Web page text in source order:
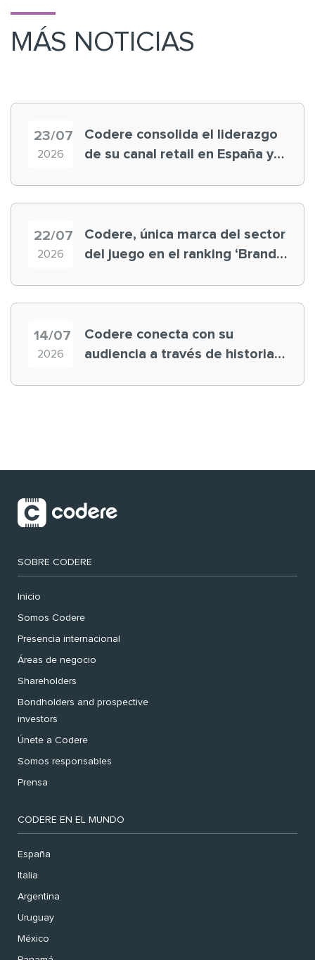
MÁS NOTICIAS
23/07
2026
Codere consolida el liderazgo
de su canal retail en España y
22/07
2026
Codere, única marca del sector
del juego en el ranking ‘Brand
14/07
2026
Codere conecta con su
audiencia a través de historias
SOBRE CODERE
Inicio
Somos Codere
Presencia internacional
Áreas de negocio
Shareholders
Bondholders and prospective
investors
Únete a Codere
Somos responsables
Prensa
CODERE EN EL MUNDO
España
Italia
Argentina
Uruguay
México